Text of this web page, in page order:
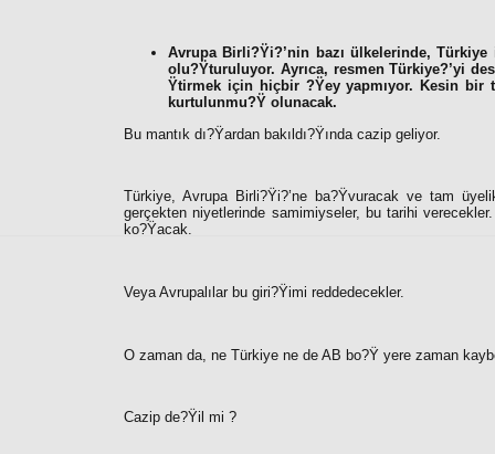
Avrupa Birli?Ÿi?’nin bazı ülkelerinde,
olu?Ÿturuluyor. Ayrıca, resmen Türkiye?’yi
Ÿtirmek için hiçbir ?Ÿey yapmıyor. Kesin bir
kurtulunmu?Ÿ olunacak.
Bu mantık dı?Ÿardan bakıldı?Ÿında cazip geliyor.
Türkiye, Avrupa Birli?Ÿi?’ne ba?Ÿvuracak ve tam
gerçekten niyetlerinde samimiyseler, bu tarihi
ko?Ÿacak.
Veya Avrupalılar bu giri?Ÿimi reddedecekler.
O zaman da, ne Türkiye ne de AB bo?Ÿ yere zaman
Cazip de?Ÿil mi ?